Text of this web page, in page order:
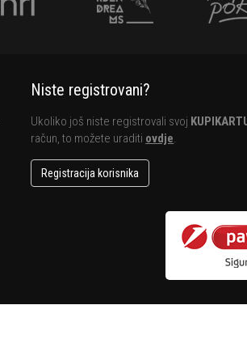
Niste registrovani?
Ukoliko još niste registrovali svoj
račun, to možete uraditi ovdje.
Registracija korisnika